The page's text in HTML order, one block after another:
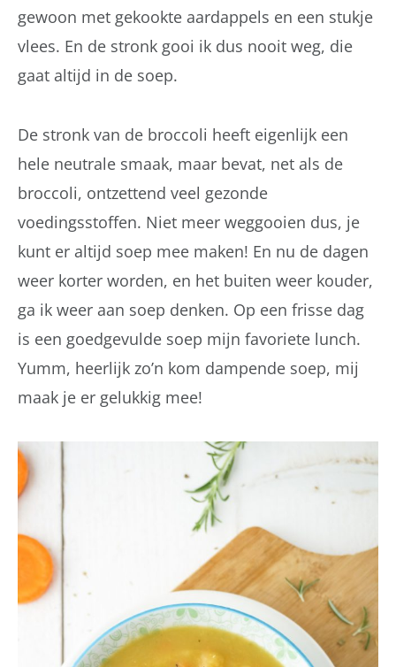
gewoon met gekookte aardappels en een stukje
vlees. En de stronk gooi ik dus nooit weg, die
gaat altijd in de soep.
De stronk van de broccoli heeft eigenlijk een
hele neutrale smaak, maar bevat, net als de
broccoli, ontzettend veel gezonde
voedingsstoffen. Niet meer weggooien dus, je
kunt er altijd soep mee maken! En nu de dagen
weer korter worden, en het buiten weer kouder,
ga ik weer aan soep denken. Op een frisse dag
is een goedgevulde soep mijn favoriete lunch.
Yumm, heerlijk zo’n kom dampende soep, mij
maak je er gelukkig mee!